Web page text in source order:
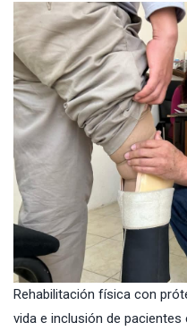
Rehabilitación física con
vida e inclusión de pacientes